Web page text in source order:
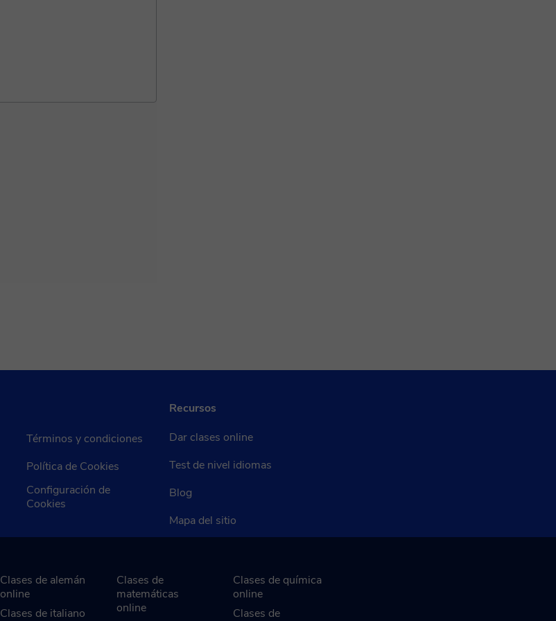
Términos y condiciones
Política de Cookies
Configuración de
Cookies
Recursos
Dar clases online
Test de nivel idiomas
Blog
Mapa del sitio
Clases de alemán
online
Clases de italiano
Clases de
matemáticas
online
Clases de química
online
Clases de